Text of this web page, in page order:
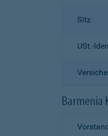
Sitz
USt.-
Barmenia